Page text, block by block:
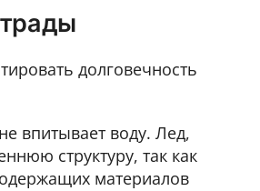
долговечность
впитывает воду. Лед,
структуру, так как
материалов